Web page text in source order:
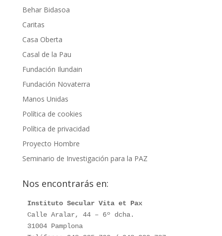
Behar Bidasoa
Caritas
Casa Oberta
Casal de la Pau
Fundación Ilundain
Fundación Novaterra
Manos Unidas
Política de cookies
Política de privacidad
Proyecto Hombre
Seminario de Investigación para la PAZ
Nos encontrarás en:
Instituto Secular Vita et Pax
Calle Aralar, 44 – 6º dcha.
31004 Pamplona